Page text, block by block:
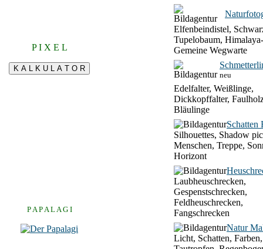
P I X E L
P A P A L A G I
Elfenbeindistel,
Tupelobaum,
Gemeine Wegwarte
neu
Edelfalter, Weißlinge,
Dickkopffalter,
Bläulinge
Schatten
Silhouettes, Shadow
Menschen, Treppe,
Horizont
Laubheuschrecken,
Gespenstschrecken,
Feldheuschrecken,
Fangschrecken
Natur
Licht, Schatten,